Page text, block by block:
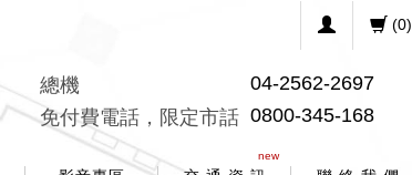
(0)
總機
04-2562-2697
免付費電話，限定市話 0800-345-168
new